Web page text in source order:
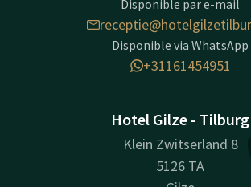
Disponible par e-mail
Disponible via WhatsApp
+31161454951
Hotel Gilze - Tilburg
Klein Zwitserland 8
5126 TA